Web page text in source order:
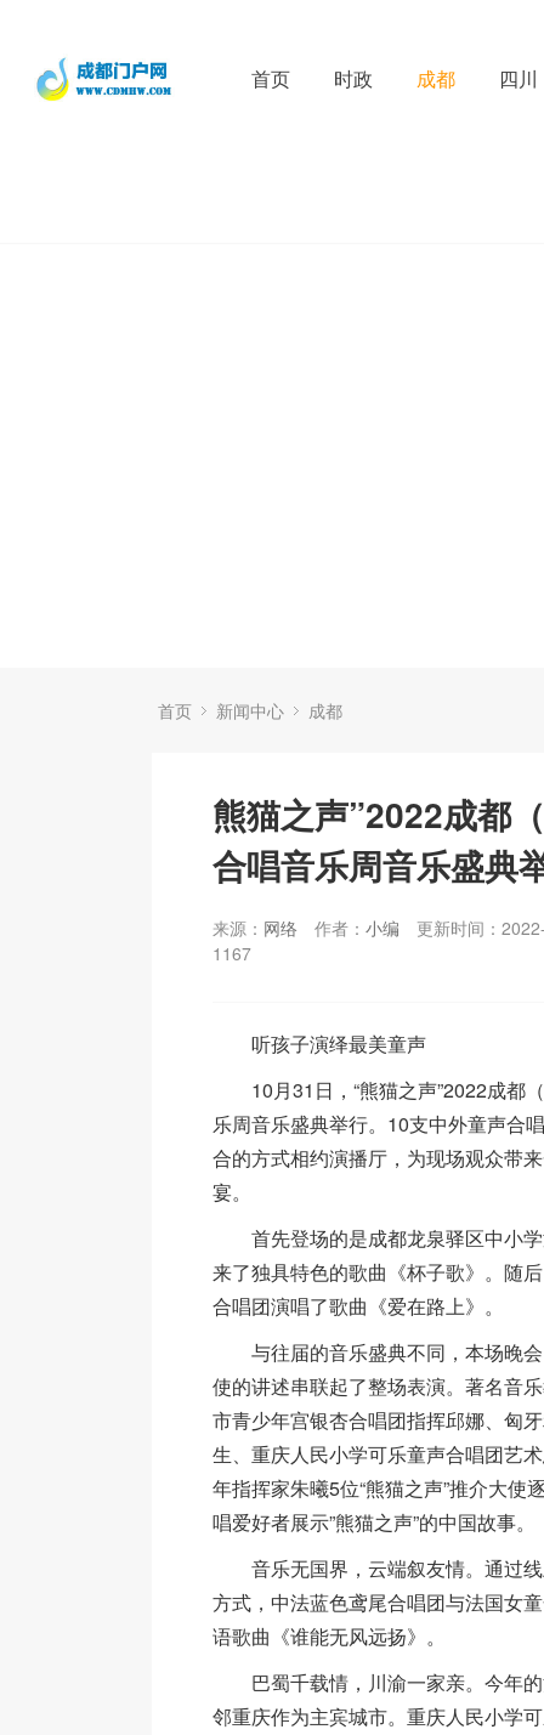
首页 时政 成都 四川
首页 新闻中心 成都
熊猫之声”2022成都
合唱音乐周音乐盛典
来源： 网络 作者： 小编
更新时间：
1167
听孩子演绎最美童声
10月31日，“熊猫之声”2022成都
乐周音乐盛典举行。10支中外童声合
合的方式相约演播厅，为现场观众带
宴。
首先登场的是成都龙泉驿区中小学
来了独具特色的歌曲《杯子歌》。随
合唱团演唱了歌曲《爱在路上》。
与往届的音乐盛典不同，本场晚会
使的讲述串联起了整场表演。著名音
市青少年宫银杏合唱团指挥邱娜、匈
生、重庆人民小学可乐童声合唱团艺
年指挥家朱曦5位“熊猫之声”推介大使
唱爱好者展示”熊猫之声”的中国故事。
音乐无国界，云端叙友情。通过线
方式，中法蓝色鸢尾合唱团与法国女
语歌曲《谁能无风远扬》。
巴蜀千载情，川渝一家亲。今年的
邻重庆作为主宾城市。重庆人民小学